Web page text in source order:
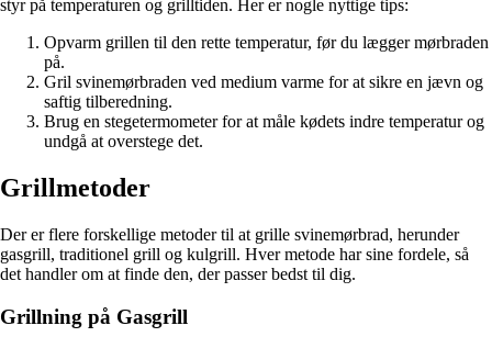
styr på temperaturen og grilltiden. Her er nogle nyttige tips:
Opvarm grillen til den rette temperatur, før du lægger mørbraden
på.
Gril svinemørbraden ved medium varme for at sikre en jævn og
saftig tilberedning.
Brug en stegetermometer for at måle kødets indre temperatur og
undgå at overstege det.
Grillmetoder
Der er flere forskellige metoder til at grille svinemørbrad, herunder
gasgrill, traditionel grill og kulgrill. Hver metode har sine fordele, så
det handler om at finde den, der passer bedst til dig.
Grillning på Gasgrill